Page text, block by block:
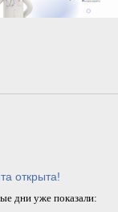
открыта!
дни уже показали: